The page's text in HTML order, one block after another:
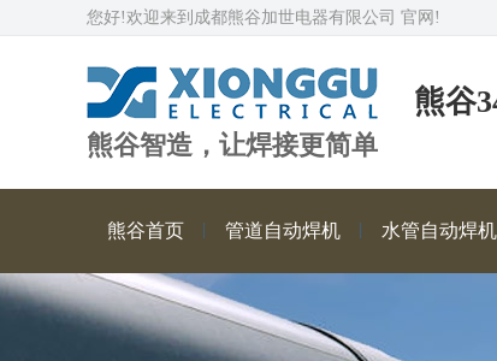
您好!欢迎来到成都熊谷加世电器有限公司 官网!
熊谷智造，让焊接更简单
熊谷
熊谷首页 管道自动焊机 水管自动焊机